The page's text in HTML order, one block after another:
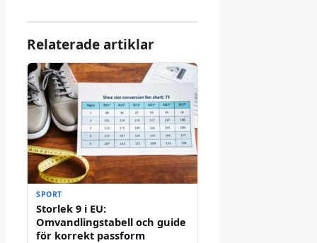
Relaterade artiklar
SPORT
Storlek 9 i EU:
Omvandlingstabell och guide
för korrekt passform